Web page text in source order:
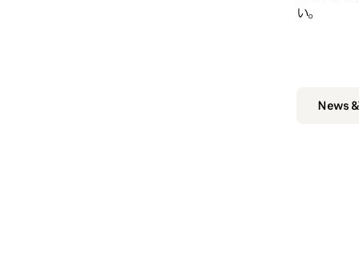
い。
News